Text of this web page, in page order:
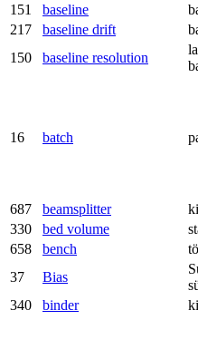
151
baseline
217
baseline drift
150
baseline resolution
16 batch
687 beamsplitter
330
bed volume
658
bench
37
Bias
340
binder